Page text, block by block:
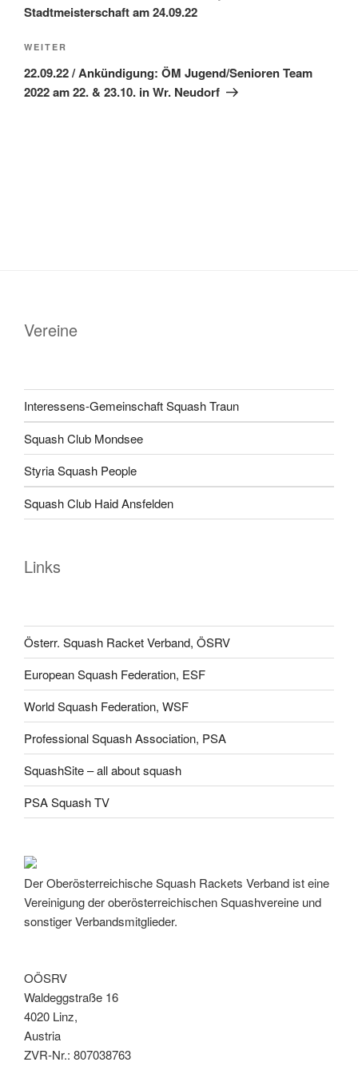
Stadtmeisterschaft am 24.09.22
Nächster
Beitrag
WEITER
22.09.22 / Ankündigung: ÖM Jugend/Senioren Team
2022 am 22. & 23.10. in Wr. Neudorf
Vereine
Interessens-Gemeinschaft Squash Traun
Squash Club Mondsee
Styria Squash People
Squash Club Haid Ansfelden
Links
Österr. Squash Racket Verband, ÖSRV
European Squash Federation, ESF
World Squash Federation, WSF
Professional Squash Association, PSA
SquashSite – all about squash
PSA Squash TV
Der Oberösterreichische Squash Rackets Verband ist eine
Vereinigung der oberösterreichischen Squashvereine und
sonstiger Verbandsmitglieder.
OÖSRV
Waldeggstraße 16
4020 Linz,
Austria
ZVR-Nr.: 807038763